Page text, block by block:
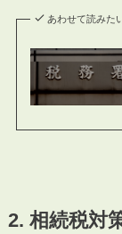
あわせて読みた
2. 相続税対